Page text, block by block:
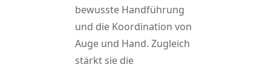
bewusste Handführung
und die Koordination von
Auge und Hand. Zugleich
stärkt sie die